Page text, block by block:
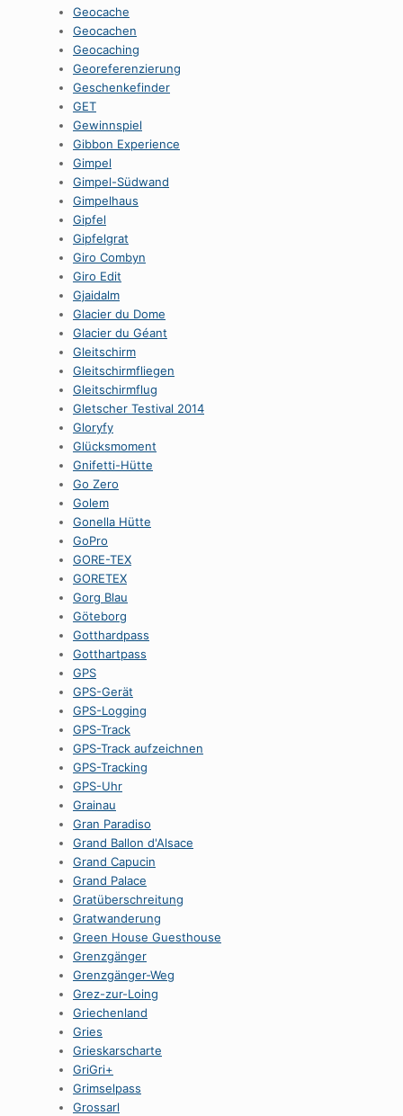
Geocache
Geocachen
Geocaching
Georeferenzierung
Geschenkefinder
GET
Gewinnspiel
Gibbon Experience
Gimpel
Gimpel-Südwand
Gimpelhaus
Gipfel
Gipfelgrat
Giro Combyn
Giro Edit
Gjaidalm
Glacier du Dome
Glacier du Géant
Gleitschirm
Gleitschirmfliegen
Gleitschirmflug
Gletscher Testival 2014
Gloryfy
Glücksmoment
Gnifetti-Hütte
Go Zero
Golem
Gonella Hütte
GoPro
GORE-TEX
GORETEX
Gorg Blau
Göteborg
Gotthardpass
Gotthartpass
GPS
GPS-Gerät
GPS-Logging
GPS-Track
GPS-Track aufzeichnen
GPS-Tracking
GPS-Uhr
Grainau
Gran Paradiso
Grand Ballon d'Alsace
Grand Capucin
Grand Palace
Gratüberschreitung
Gratwanderung
Green House Guesthouse
Grenzgänger
Grenzgänger-Weg
Grez-zur-Loing
Griechenland
Gries
Grieskarscharte
GriGri+
Grimselpass
Grossarl